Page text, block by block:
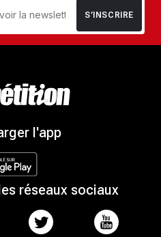
S’INSCRIRE
l'app
réseaux sociaux